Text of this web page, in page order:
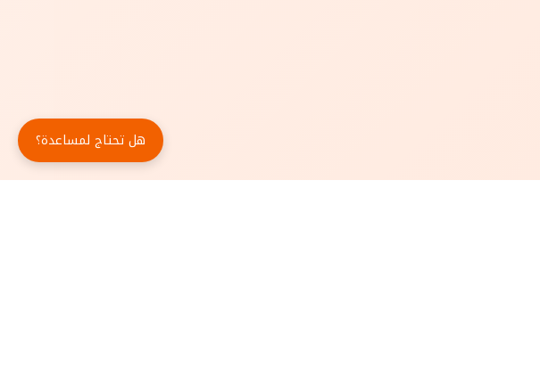
هل تحتاج لمساعدة؟